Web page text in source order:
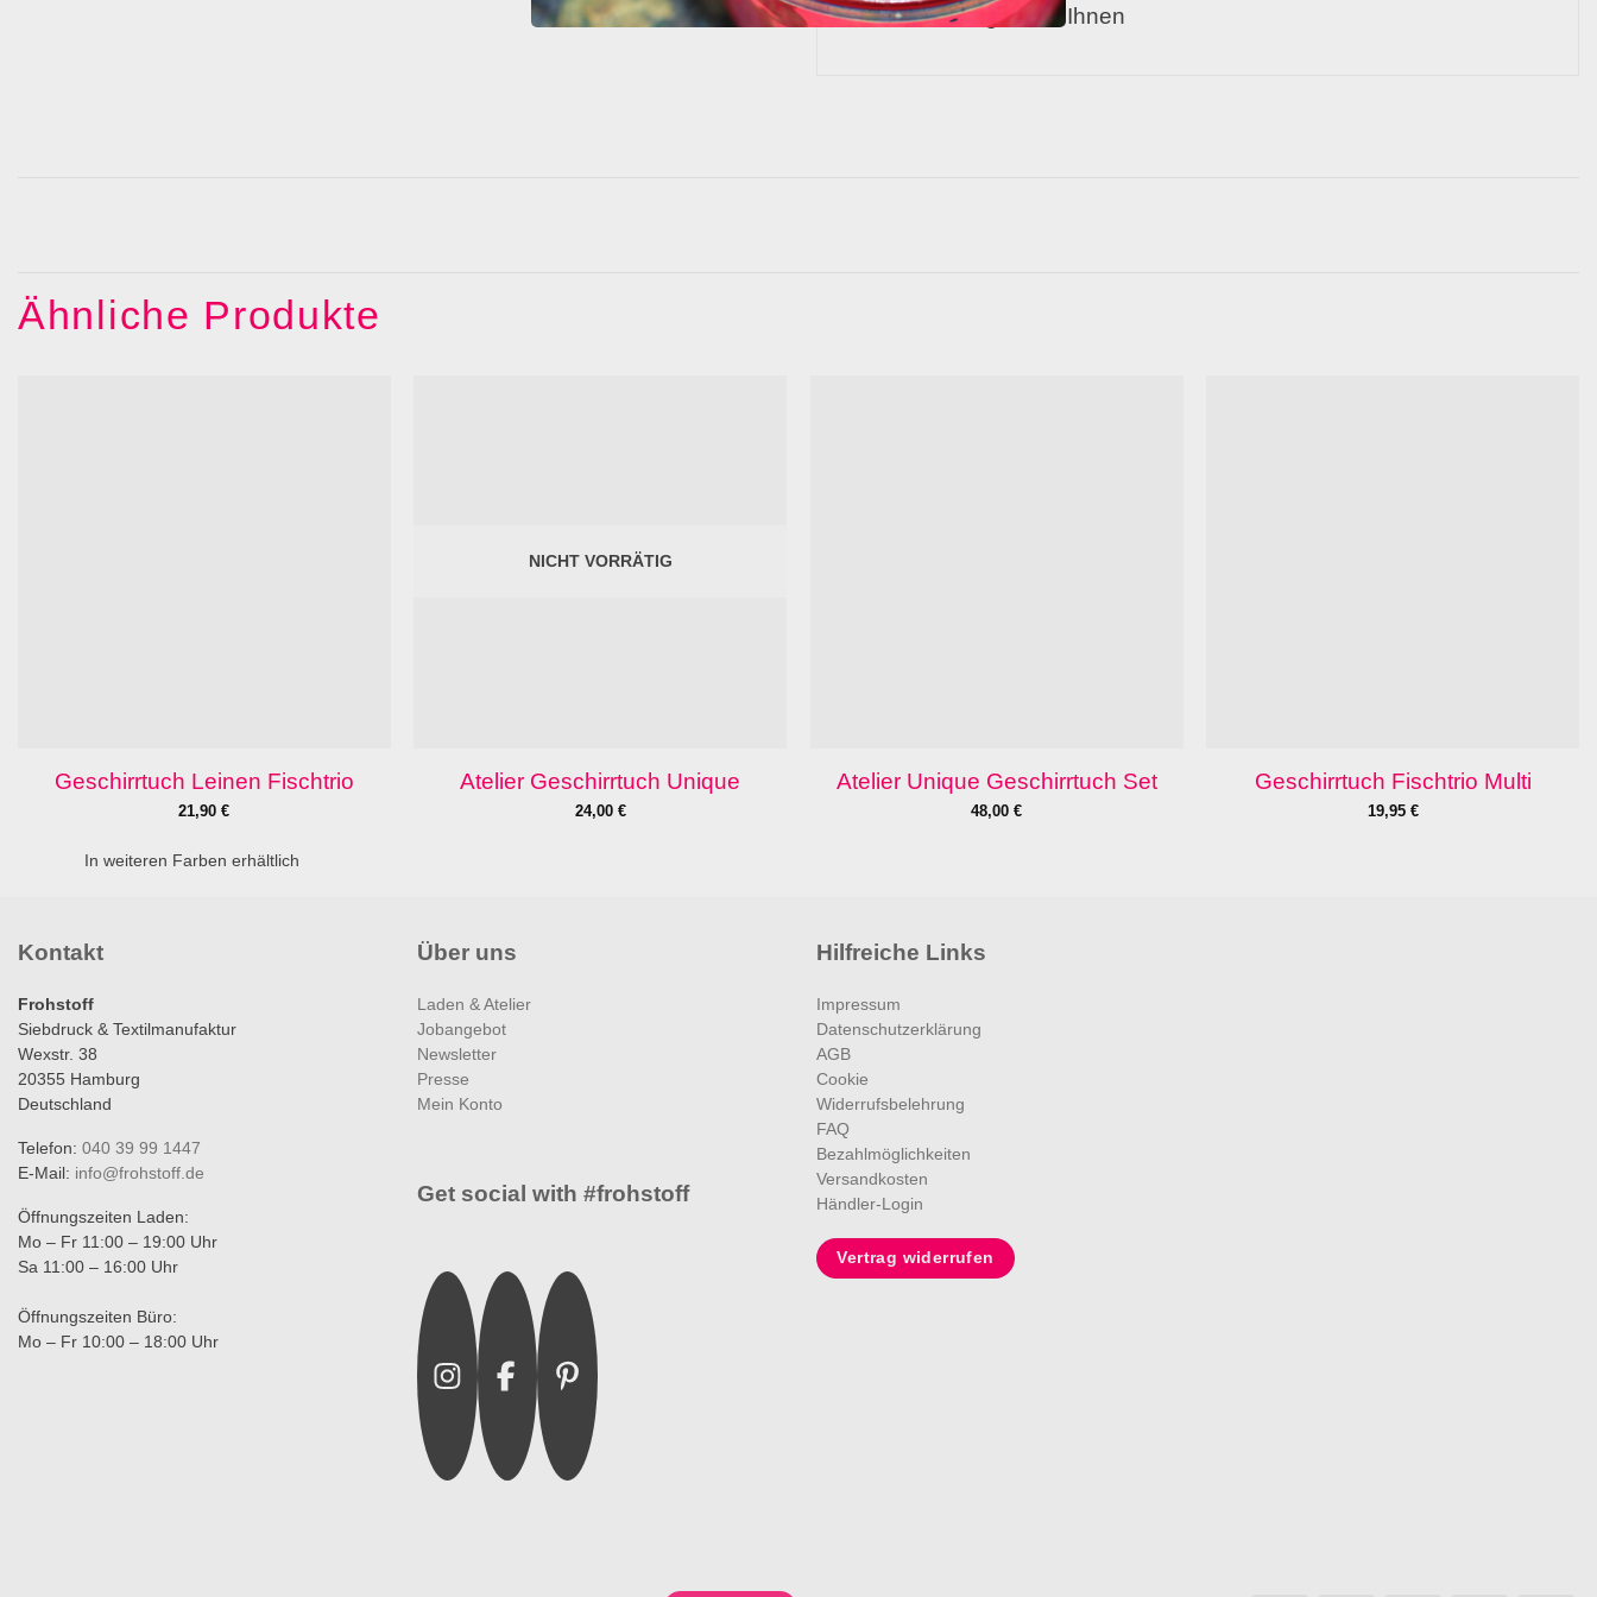
In 1 - 4 Werktagen bei Ihnen
Ähnliche Produkte
Geschirrtuch Leinen Fischtrio
21,90€
In weiteren Farben erhältlich
NICHT VORRÄTIG
Atelier Geschirrtuch Unique
24,00 €
Atelier Unique Geschirrtuch Set
48,00€
Geschirrtuch Fischtrio Multi
19,95 €
Kontakt
Frohstoff
Siebdruck & Textilmanufaktur
Wexstr. 38
20355 Hamburg
Deutschland
Telefon: 040 39 99 1447
E-Mail: info@frohstoff.de
Öffnungszeiten Laden:
Mo – Fr 11:00 – 19:00 Uhr
Sa 11:00 – 16:00 Uhr
Öffnungszeiten Büro:
Mo – Fr 10:00 – 18:00 Uhr
Über uns
Laden & Atelier
Jobangebot
Newsletter
Presse
Mein Konto
Get social with #frohstoff
InstagramFacebookPinterest
Hilfreiche Links
Impressum
Datenschutzerklärung
AGB
Cookie
Widerrufsbelehrung
FAQ
Bezahlmöglichkeiten
Versandkosten
Händler-Login
Vertrag widerrufen